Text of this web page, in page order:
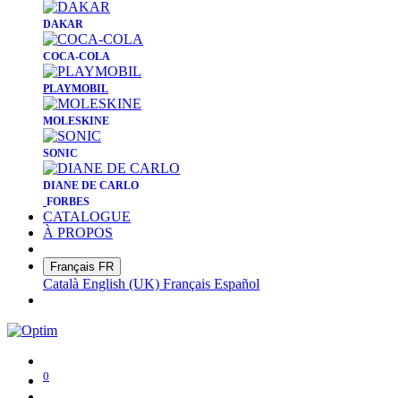
DAKAR
COCA-COLA
PLAYMOBIL
MOLESKINE
​SONIC
DIANE DE CARLO
FORBES
CATALOGUE
À PROPOS
Français FR
Català English (UK) Français Español
0